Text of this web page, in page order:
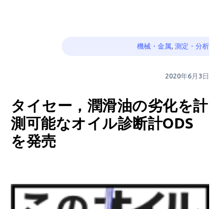
機械・金属, 測定・分析
2020年6月3日
タイセー，潤滑油の劣化を計
測可能なオイル診断計ODS
を発売